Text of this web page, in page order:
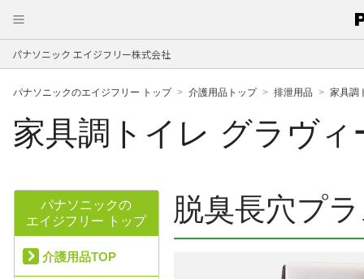
パナソニック エイジフリー株式会社
パナソニックのエイジフリー トップ 介護用品トップ 排泄用品 家具調
家具調トイレ グラヴ
脱臭長穴プ
パナソニックの
エイジフリー トップ
介護用品TOP